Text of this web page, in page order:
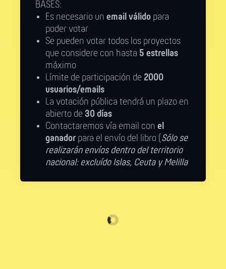
BASES:
Es necesario un email válido para
poder votar
Se pueden votar todos los proyectos
que considere con hasta 5 estrellas
máximo
Límite de participación de 2000
usuarios/emails
La votación pública tendrá un plazo en
abierto de 30 días
Contactaremos vía email con el
ganador para el envío del libro ( Sólo se
realizarán envíos dentro del territorio
nacional: excluído Islas, Ceuta y Melilla